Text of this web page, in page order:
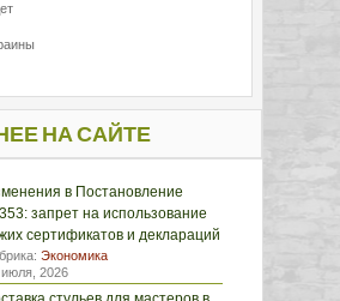
НА САЙТЕ
в Постановление
запрет на использование
сертификатов и деклараций
Экономика
2026